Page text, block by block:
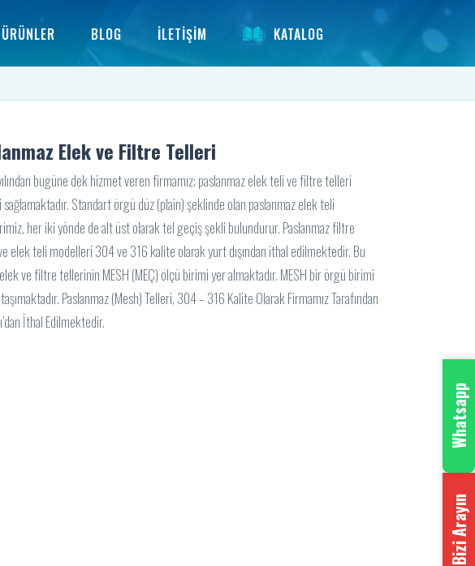
ÜRÜNLER BLOG İLETİŞİM KATALOG
Elek ve Filtre Telleri
bugüne dek hizmet veren firmamız; paslanmaz elek teli ve filtre telleri
Standart örgü düz (plain) şeklinde olan paslanmaz elek teli
her iki yönde de alt üst olarak tel geçiş şekli bulundurur. Paslanmaz filtre
elek teli modelleri 304 ve 316 kalite olarak yurt dışından ithal edilmektedir. Bu
ve filtre tellerinin MESH (MEÇ) ölçü birimi yer almaktadır. MESH bir örgü birimi
Paslanmaz (Mesh) Telleri, 304 – 316 Kalite Olarak Firmamız Tarafından
İthal Edilmektedir.
Bizi Arayın
Whatsapp